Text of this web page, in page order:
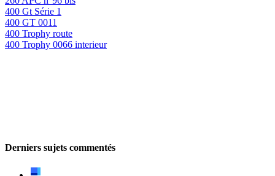
400 Gt Série 1
400 GT 0011
400 Trophy route
400 Trophy 0066 interieur
Derniers sujets commentés